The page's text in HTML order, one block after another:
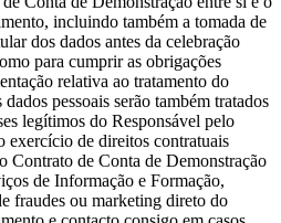
incluindo também a tomada de
dos dados antes da celebração
para cumprir as obrigações
relativa ao tratamento do
pessoais serão também tratados
legítimos do Responsável pelo
exercício de direitos contratuais
Contrato de Conta de Demonstração
de Informação e Formação,
fraudes ou marketing direto do